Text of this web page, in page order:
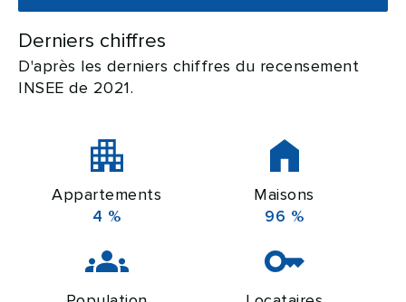
Derniers chiffres
D'après les derniers chiffres du recensement
INSEE de 2021.
Appartements
4 %
Maisons
96 %